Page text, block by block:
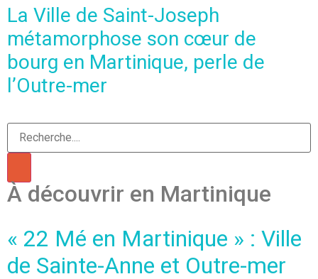
La Ville de Saint-Joseph
métamorphose son cœur de
bourg en Martinique, perle de
l’Outre-mer
À découvrir en Martinique​
« 22 Mé en Martinique » : Ville
de Sainte-Anne et Outre-mer